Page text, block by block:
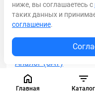
Главная Каталог
AM 331-1521
331-1521 Втулка
пов.блока стрелы к
Аналог (САТ)
ниже, вы соглашаетесь с
таких данных и
соглашение.